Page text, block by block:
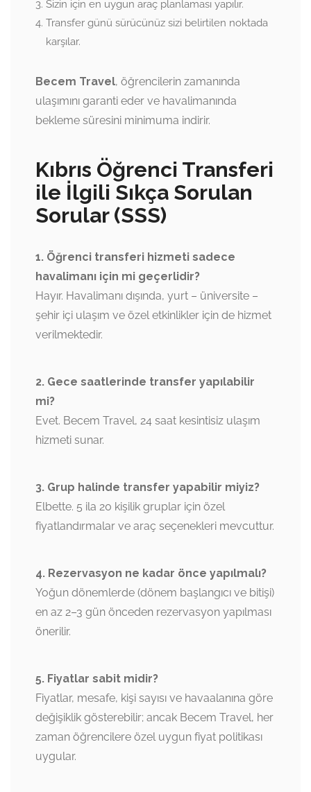
Sizin için en uygun araç planlaması yapılır.
Transfer günü sürücünüz sizi belirtilen noktada
karşılar.
Becem Travel, öğrencilerin zamanında
ulaşımını garanti eder ve havalimanında
bekleme süresini minimuma indirir.
Kıbrıs Öğrenci Transferi
ile İlgili Sıkça Sorulan
Sorular (SSS)
1. Öğrenci transferi hizmeti sadece
havalimanı için mi geçerlidir?
Hayır. Havalimanı dışında, yurt – üniversite –
şehir içi ulaşım ve özel etkinlikler için de hizmet
verilmektedir.
2. Gece saatlerinde transfer yapılabilir
mi?
Evet. Becem Travel, 24 saat kesintisiz ulaşım
hizmeti sunar.
3. Grup halinde transfer yapabilir miyiz?
Elbette. 5 ila 20 kişilik gruplar için özel
fiyatlandırmalar ve araç seçenekleri mevcuttur.
4. Rezervasyon ne kadar önce yapılmalı?
Yoğun dönemlerde (dönem başlangıcı ve bitişi)
en az 2–3 gün önceden rezervasyon yapılması
önerilir.
5. Fiyatlar sabit midir?
Fiyatlar, mesafe, kişi sayısı ve havaalanına göre
değişiklik gösterebilir; ancak Becem Travel, her
zaman öğrencilere özel uygun fiyat politikası
uygular.